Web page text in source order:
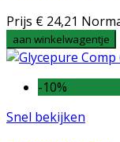
Prijs € 24,21
aan winkelwagentje
-10%
Snel bekijken